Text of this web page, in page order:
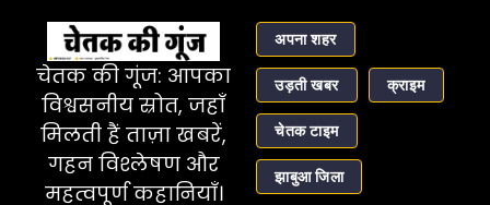
चेतक की गूंज: आपका
विश्वसनीय स्रोत, जहाँ
मिलती हैं ताज़ा खबरें,
गहन विश्लेषण और
महत्वपूर्ण कहानियाँ।
अपना शहर
उड़ती खबर क्राइम
चेतक टाइम
झाबुआ जिला